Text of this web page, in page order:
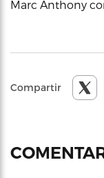
Marc Anthony
Compartir